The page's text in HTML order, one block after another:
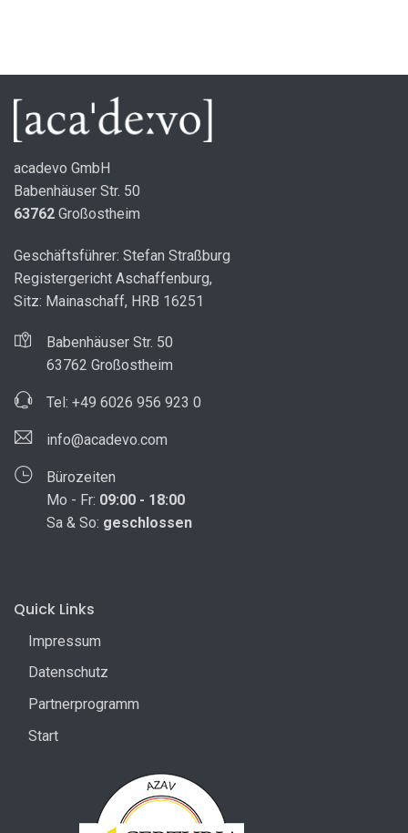
acadevo GmbH
Babenhäuser Str. 50
63762 Großostheim
Geschäftsführer: Stefan Straßburg
Registergericht Aschaffenburg,
Sitz: Mainaschaff, HRB 16251
Babenhäuser Str. 50
63762 Großostheim
Tel: +49 6026 956 923 0
info@acadevo.com
Bürozeiten
Mo - Fr: 09:00 - 18:00
Sa & So: geschlossen
Quick Links
Impressum
Datenschutz
Partnerprogramm
Start